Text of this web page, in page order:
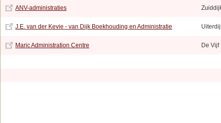
ANV-administraties
J.E. van der Kevie - van Dijk Boekhouding en Administratie
Maric Administration Centre De Vijf